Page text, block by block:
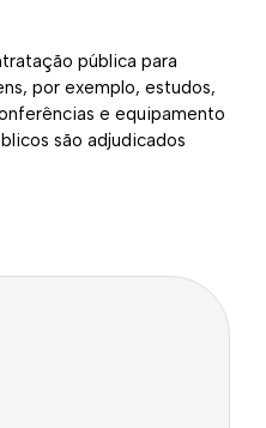
pública para
por exemplo, estudos,
e equipamento
são adjudicados